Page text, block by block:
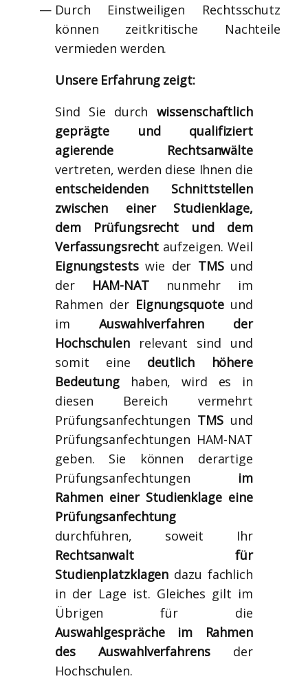
Durch Einstweiligen Rechtsschutz
können zeitkritische Nachteile
vermieden werden.
Unsere Erfahrung zeigt:
Sind Sie durch wissenschaftlich
geprägte und qualifiziert
agierende Rechtsanwälte
vertreten, werden diese Ihnen die
entscheidenden Schnittstellen
zwischen einer Studienklage,
dem Prüfungsrecht und dem
Verfassungsrechtaufzeigen. Weil
Eignungstestswie der TMSund
der HAM-NATnunmehr im
Rahmen der Eignungsquoteund
im Auswahlverfahren der
Hochschulenrelevant sind und
somit eine deutlich höhere
Bedeutung haben, wird es in
diesen Bereich vermehrt
Prüfungsanfechtungen TMS und
Prüfungsanfechtungen HAM-NAT
geben. Sie können derartige
Prüfungsanfechtungen im
Rahmen einer Studienklage eine
Prüfungsanfechtung
durchführen, soweit Ihr
Rechtsanwalt für
Studienplatzklagen dazu fachlich
in der Lage ist. Gleiches gilt im
Übrigen für die
Auswahlgespräche im Rahmen
des Auswahlverfahrensder
Hochschulen.